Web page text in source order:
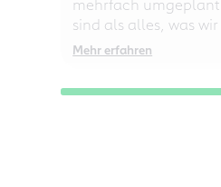
sind als alles, was
Mehr erfahren